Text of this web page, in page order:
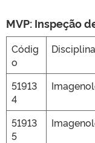
MVP: Inspeção
Códig
o
Disciplina
51913
4
51913
5